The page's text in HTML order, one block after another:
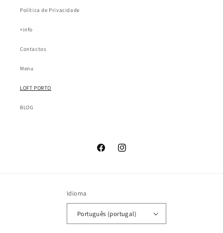
Política de Privacidade
+info
Contactos
Menu
LOFT PORTO
BLOG
FacebookInstagram
Idioma
Português (portugal)